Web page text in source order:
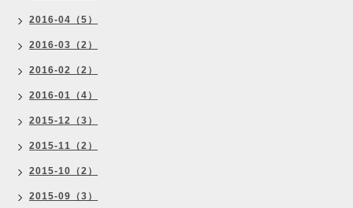
2016-04（5）
2016-03（2）
2016-02（2）
2016-01（4）
2015-12（3）
2015-11（2）
2015-10（2）
2015-09（3）